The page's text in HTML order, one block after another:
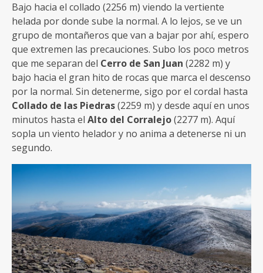
Bajo hacia el collado (2256 m) viendo la vertiente
helada por donde sube la normal. A lo lejos, se ve un
grupo de montañeros que van a bajar por ahí, espero
que extremen las precauciones. Subo los poco metros
que me separan del Cerro de San Juan (2282 m) y
bajo hacia el gran hito de rocas que marca el descenso
por la normal. Sin detenerme, sigo por el cordal hasta
Collado de las Piedras(2259 m) y desde aquí en unos
minutos hasta el Alto del Corralejo(2277 m). Aquí
sopla un viento helador y no anima a detenerse ni un
segundo.